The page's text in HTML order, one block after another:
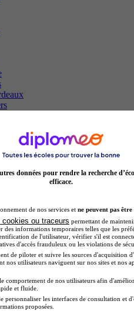
par alternance
données pour rendre la recherche
efficace.
de nos services et ne peuvent pas être
ou traceurs permettant de
des informations temporaires telles que les
de l'utilisateur, vérifier s'il est
d'accès frauduleux ou les violations de
de piloter et suivre les sources d'acquisition
nos utilisateurs naviguent sur nos sites et nos
comportement de nos utilisateurs afin
et fluide.
personnaliser les interfaces de consultation et
proposées.